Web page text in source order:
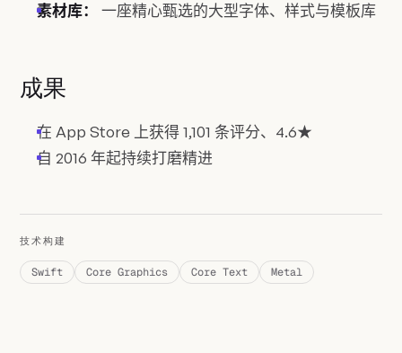
素材库：
一座精心甄选的大型字体、样式与模板库
成果
在 App Store 上获得 1,101 条评分、4.6★
自 2016 年起持续打磨精进
技术构建
Swift Core Graphics Core Text Metal